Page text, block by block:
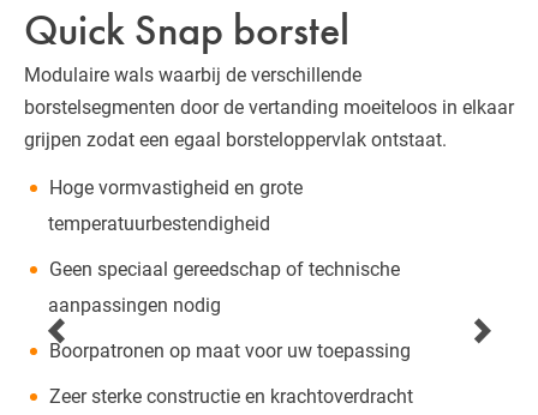
Quick Snap borstel
Modulaire wals waarbij de verschillende
borstelsegmenten door de vertanding moeiteloos in elkaar
grijpen zodat een egaal borsteloppervlak ontstaat.
Hoge vormvastigheid en grote
temperatuurbestendigheid
Geen speciaal gereedschap of technische
aanpassingen nodig
Boorpatronen op maat voor uw toepassing
Zeer sterke constructie en krachtoverdracht